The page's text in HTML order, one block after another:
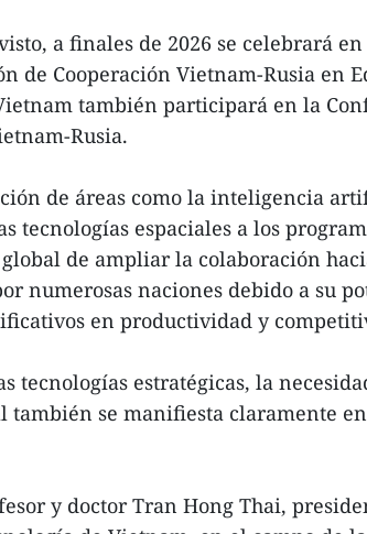
a finales de 2026 se celebrará
de Cooperación Vietnam-Rusia en
también participará en la
Rusia.
de áreas como la inteligencia
tecnologías espaciales a los
de ampliar la colaboración
numerosas naciones debido a su
en productividad y
tecnologías estratégicas, la
se manifiesta claramente en
y doctor Tran Hong Thai,